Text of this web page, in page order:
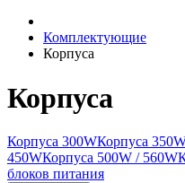
Комплектующие
Корпуса
Корпуса
Корпуса 300WКорпуса
450WКорпуса 500W / 560W
блоков питания